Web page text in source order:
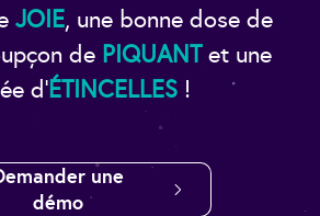
JOIE, une bonne dose de
de PIQUANTet une
d’ÉTINCELLES !
une
démo